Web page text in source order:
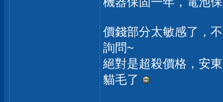
價錢部分太敏感了，
詢問~
絕對是超殺價格，安
貓毛了